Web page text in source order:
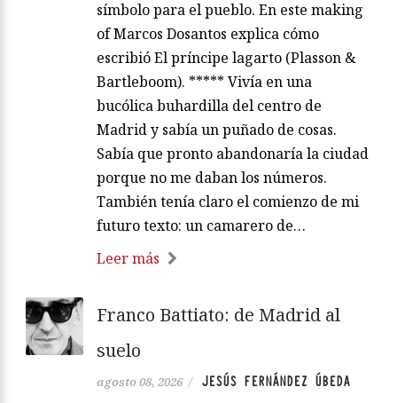
símbolo para el pueblo. En este making
of Marcos Dosantos explica cómo
escribió El príncipe lagarto (Plasson &
Bartleboom). ***** Vivía en una
bucólica buhardilla del centro de
Madrid y sabía un puñado de cosas.
Sabía que pronto abandonaría la ciudad
porque no me daban los números.
También tenía claro el comienzo de mi
futuro texto: un camarero de…
Leer más
Franco Battiato: de Madrid al
suelo
agosto 08, 2026 / JESÚS FERNÁNDEZ ÚBEDA